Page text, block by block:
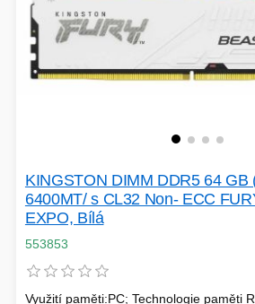
KINGSTON DIMM DDR5 64 GB
6400MT/ s CL32 Non- ECC
EXPO, Bílá
553853
Využití paměti:PC; Technologie paměti